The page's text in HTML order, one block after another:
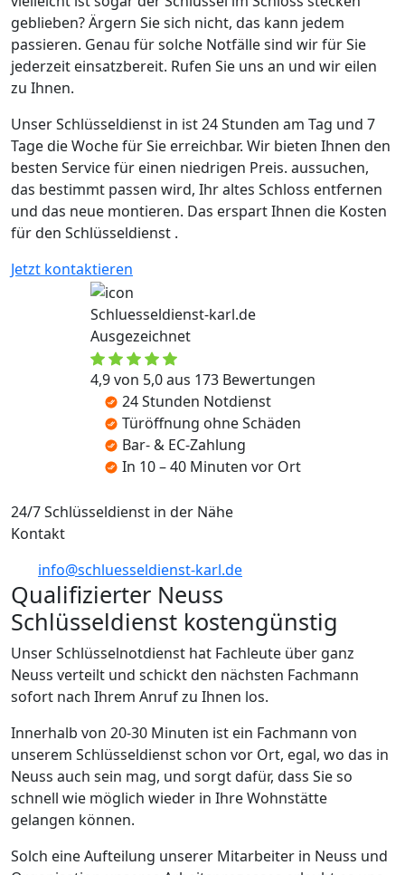
geblieben? Ärgern Sie sich nicht, das kann jedem
passieren. Genau für solche Notfälle sind wir für Sie
jederzeit einsatzbereit. Rufen Sie uns an und wir eilen
zu Ihnen.
Unser Schlüsseldienst in ist 24 Stunden am Tag und 7
Tage die Woche für Sie erreichbar. Wir bieten Ihnen den
besten Service für einen niedrigen Preis. aussuchen,
das bestimmt passen wird, Ihr altes Schloss entfernen
und das neue montieren. Das erspart Ihnen die Kosten
für den Schlüsseldienst .
Jetzt kontaktieren
Schluesseldienst-karl.de
Ausgezeichnet
4,9 von 5,0 aus 173 Bewertungen
24 Stunden Notdienst
Türöffnung ohne Schäden
Bar- & EC-Zahlung
In 10 – 40 Minuten vor Ort
24/7 Schlüsseldienst in der Nähe
Kontakt
info@schluesseldienst-karl.de
Qualifizierter Neuss
Schlüsseldienst kostengünstig
Unser Schlüsselnotdienst hat Fachleute über ganz
Neuss verteilt und schickt den nächsten Fachmann
sofort nach Ihrem Anruf zu Ihnen los.
Innerhalb von 20-30 Minuten ist ein Fachmann von
unserem Schlüsseldienst schon vor Ort, egal, wo das in
Neuss auch sein mag, und sorgt dafür, dass Sie so
schnell wie möglich wieder in Ihre Wohnstätte
gelangen können.
Solch eine Aufteilung unserer Mitarbeiter in Neuss und